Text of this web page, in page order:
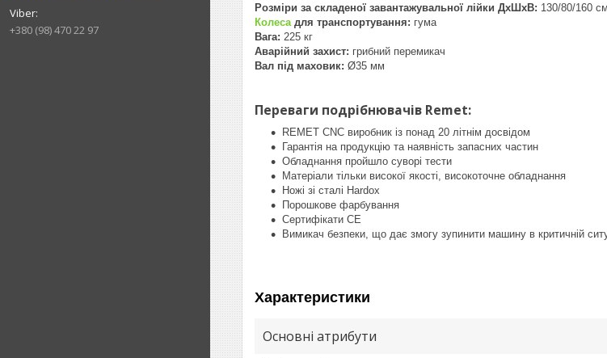
+380 (98) 470 22 97
Розміри за складеної завантажувальної лійки ДхШхВ: 130/80/160 см
Колеса для транспортування: гума
Вага: 225 кг
Аварійний захист: грибний перемикач
Вал під маховик: Ø35 мм
Переваги подрібнювачів Remet:
REMET CNC виробник із понад 20 літнім досвідом
Гарантія на продукцію та наявність запасних частин
Обладнання пройшло суворі тести
Матеріали тільки високої якості, високоточне обладнання
Ножі зі сталі Hardox
Порошкове фарбування
Сертифікати СЕ
Вимикач безпеки, що дає змогу зупинити машину в критичній
Характеристики
Основні атрибути